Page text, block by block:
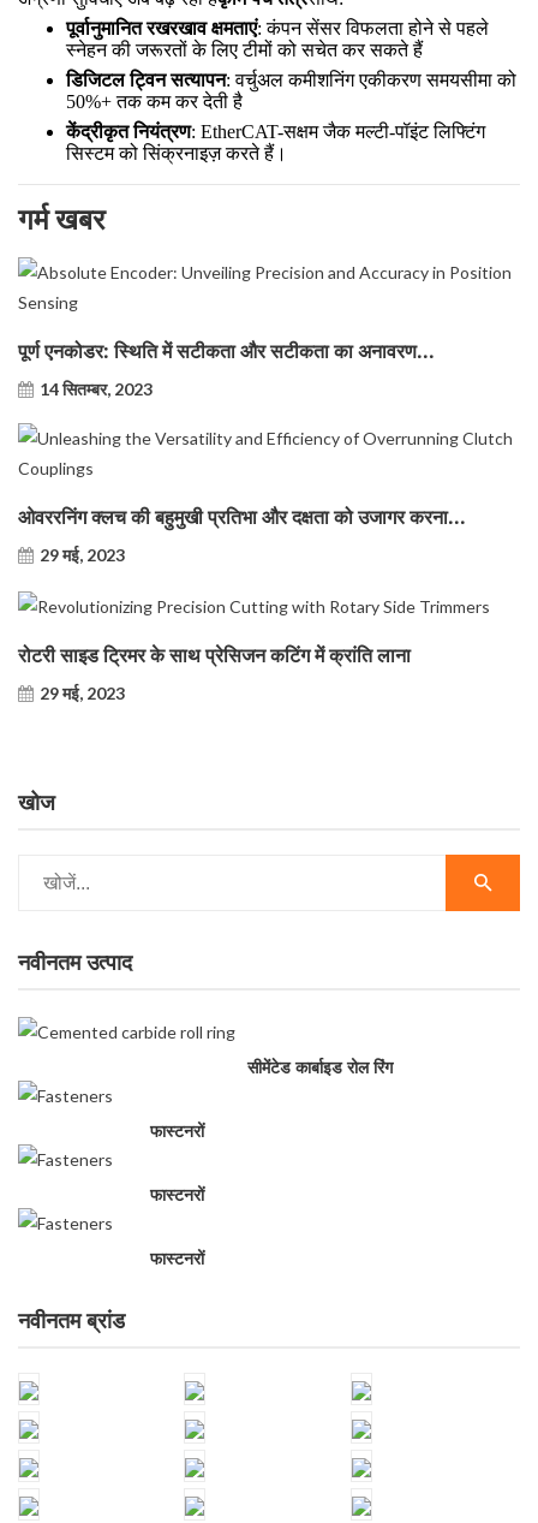
गर्म खबर
पूर्ण एनकोडर: स्थिति में सटीकता और सटीकता का अनावरण...
14 सितम्बर, 2023
ओवररनिंग क्लच की बहुमुखी प्रतिभा और दक्षता को उजागर करना...
29 मई, 2023
रोटरी साइड ट्रिमर के साथ प्रेसिजन कटिंग में क्रांति लाना
29 मई, 2023
खोज
नवीनतम उत्पाद
सीमेंटेड कार्बाइड रोल रिंग
फास्टनरों
फास्टनरों
फास्टनरों
नवीनतम ब्रांड